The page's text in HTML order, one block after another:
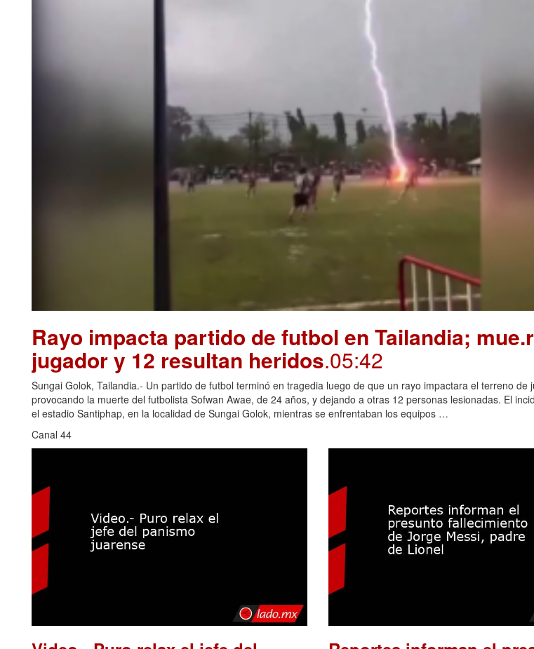
Rayo impacta partido de futbol en Tailandia;
jugador y 12 resultan heridos.05:42
Sungai Golok, Tailandia.- Un partido de futbol terminó en tragedia luego de que un rayo impactara el terreno de
provocando la muerte del futbolista Sofwan Awae, de 24 años, y dejando a otras 12 personas lesionadas. El
el estadio Santiphap, en la localidad de Sungai Golok, mientras se enfrentaban los equipos …
Canal 44